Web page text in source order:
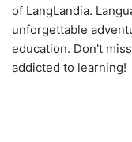
of LangLandia.
unforgettable
education. Don't
addicted to learning!